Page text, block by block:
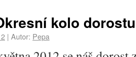
kolo dorostu
| Autor: Pepa